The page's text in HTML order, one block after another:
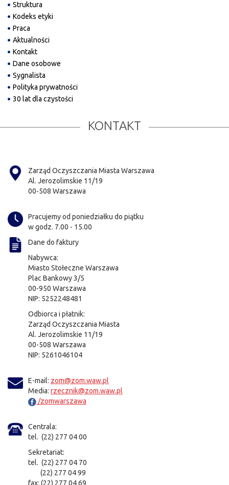
Struktura
Kodeks etyki
Praca
Aktualności
Kontakt
Dane osobowe
Sygnalista
Polityka prywatności
30 lat dla czystości
KONTAKT
Zarząd Oczyszczania Miasta Warszawa
Al. Jerozolimskie 11/19
00-508 Warszawa
Pracujemy od poniedziałku do piątku
w godz. 7.00 - 15.00
Dane do faktury
Nabywca:
Miasto Stołeczne Warszawa
Plac Bankowy 3/5
00-950 Warszawa
NIP: 5252248481
Odbiorca i płatnik:
Zarząd Oczyszczania Miasta
Al. Jerozolimskie 11/19
00-508 Warszawa
NIP: 5261046104
E-mail: zom@zom.waw.pl
Media: rzecznik@zom.waw.pl
/zomwarszawa
Centrala:
tel. (22) 277 04 00
Sekretariat:
tel. (22) 277 04 70
(22) 277 04 99
fax: (22) 277 04 69